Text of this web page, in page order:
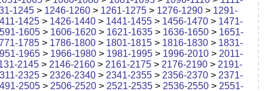
1245 > 1246-1260 > 1261-1275 > 1276-1290 > 1291-
1425 > 1426-1440 > 1441-1455 > 1456-1470 > 1471-
1605 > 1606-1620 > 1621-1635 > 1636-1650 > 1651-
1785 > 1786-1800 > 1801-1815 > 1816-1830 > 1831-
1965 > 1966-1980 > 1981-1995 > 1996-2010 > 2011-
2145 > 2146-2160 > 2161-2175 > 2176-2190 > 2191-
2325 > 2326-2340 > 2341-2355 > 2356-2370 > 2371-
2505 > 2506-2520 > 2521-2535 > 2536-2550 > 2551-